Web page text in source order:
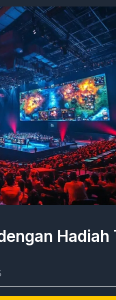
Hadiah